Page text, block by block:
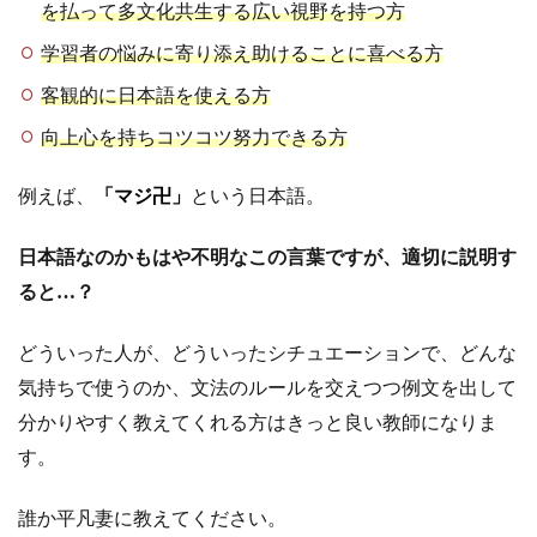
を払って多文化共生する広い視野を持つ方
学習者の悩みに寄り添え助けることに喜べる方
客観的に日本語を使える方
向上心を持ちコツコツ努力できる方
例えば、 「マジ卍」 という日本語。
日本語なのかもはや不明なこの言葉ですが、適切に説明す
ると…？
どういった人が、どういったシチュエーションで、どんな
気持ちで使うのか、文法のルールを交えつつ例文を出して
分かりやすく 教えてくれる方はきっと良い教師になりま
す。
誰か平凡妻に教えてください。